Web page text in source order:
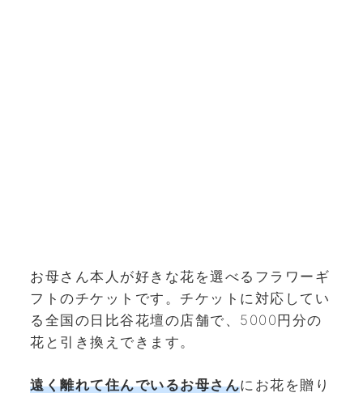
お母さん本人が好きな花を選べるフラワーギ
フトのチケットです。チケットに対応してい
る全国の日比谷花壇の店舗で、5000円分の
花と引き換えできます。
遠く離れて住んでいるお母さんにお花を贈り